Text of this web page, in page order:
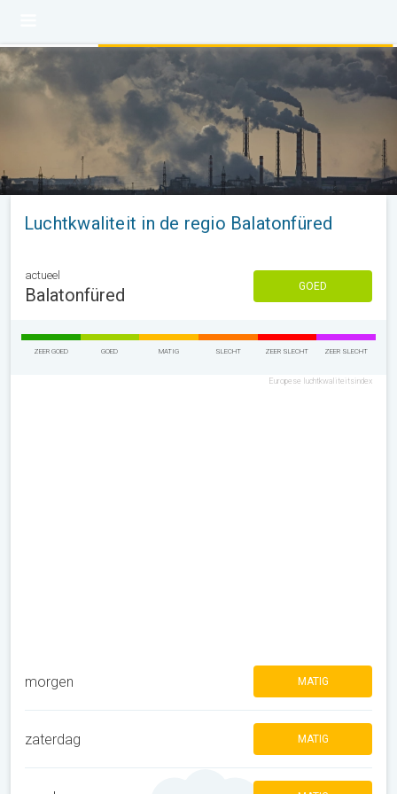
Luchtkwaliteit in de regio Balatonfüred
actueel
Balatonfüred GOED
ZEER GOED GOED MATIG SLECHT ZEER SLECHT ZEER SLECHT
Europese luchtkwaliteitsindex
morgen MATIG
zaterdag MATIG